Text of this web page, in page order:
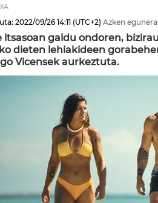
2022/09/26 14:11 (UTC+2) Azken
itsasoan galdu ondoren,
dieten lehiakideen
Vicensek aurkeztuta.